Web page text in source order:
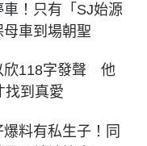
！只有「SJ始源
車到場朝聖
欣118字發聲 他
找到真愛
料有私生子！同